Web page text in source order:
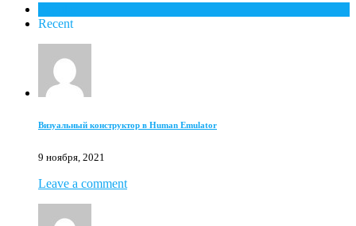
Recent
Визуальный конструктор в Human Emulator
9 ноября, 2021
Leave a comment